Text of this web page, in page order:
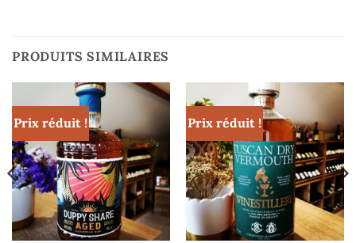
PRODUITS SIMILAIRES
Prix réduit ! Prix réduit !